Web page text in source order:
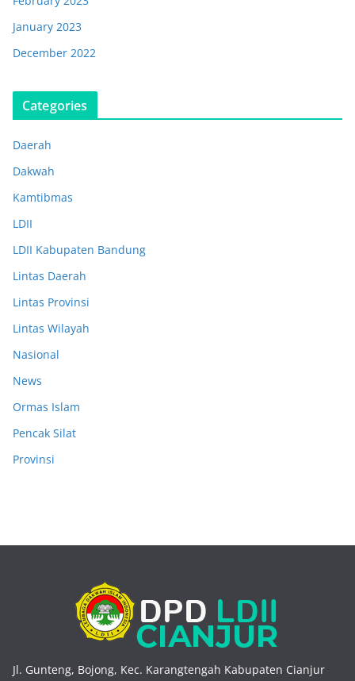
January 2023
December 2022
Categories
Daerah
Dakwah
Kamtibmas
LDII
LDII Kabupaten Bandung
Lintas Daerah
Lintas Provinsi
Lintas Wilayah
Nasional
News
Ormas Islam
Pencak Silat
Provinsi
Jl. Gunteng, Bojong, Kec. Karangtengah Kabupaten Cianjur